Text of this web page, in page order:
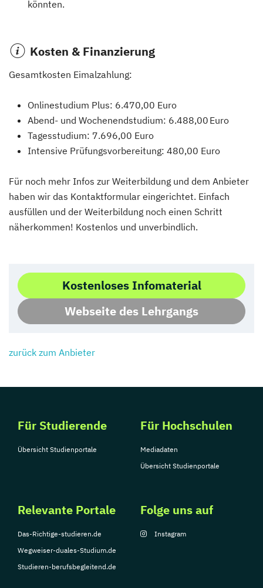
könnten.
Kosten & Finanzierung
Gesamtkosten Eimalzahlung:
Onlinestudium Plus: 6.470,00 Euro
Abend- und Wochenendstudium: 6.488,00 Euro
Tagesstudium: 7.696,00 Euro
Intensive Prüfungsvorbereitung: 480,00 Euro
Für noch mehr Infos zur Weiterbildung und dem Anbieter
haben wir das Kontaktformular eingerichtet. Einfach
ausfüllen und der Weiterbildung noch einen Schritt
näherkommen! Kostenlos und unverbindlich.
Kostenloses Infomaterial
Webseite des Lehrgangs
zurück zum Anbieter
Für Studierende
Übersicht Studienportale
Für Hochschulen
Mediadaten
Übersicht Studienportale
Relevante Portale
Das-Richtige-studieren.de
Wegweiser-duales-Studium.de
Studieren-berufsbegleitend.de
Folge uns auf
Instagram